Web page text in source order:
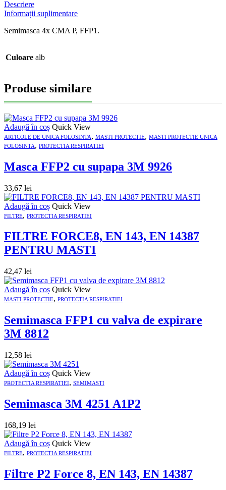
Descriere
Informații suplimentare
Semimasca 4x CMA P, FFP1.
Culoare alb
Produse similare
Adaugă în coș Quick View
ARTICOLE DE UNICA FOLOSINTA, MASTI PROTECTIE, MASTI PROTECTIE UNICA
FOLOSINTA, PROTECTIA RESPIRATIEI
Masca FFP2 cu supapa 3M 9926
33,67 lei
Adaugă în coș Quick View
FILTRE, PROTECTIA RESPIRATIEI
FILTRE FORCE8, EN 143, EN 14387
PENTRU MASTI
42,47 lei
Adaugă în coș Quick View
MASTI PROTECTIE, PROTECTIA RESPIRATIEI
Semimasca FFP1 cu valva de expirare
3M 8812
12,58 lei
Adaugă în coș Quick View
PROTECTIA RESPIRATIEI, SEMIMASTI
Semimasca 3M 4251 A1P2
168,19 lei
Adaugă în coș Quick View
FILTRE, PROTECTIA RESPIRATIEI
Filtre P2 Force 8, EN 143, EN 14387